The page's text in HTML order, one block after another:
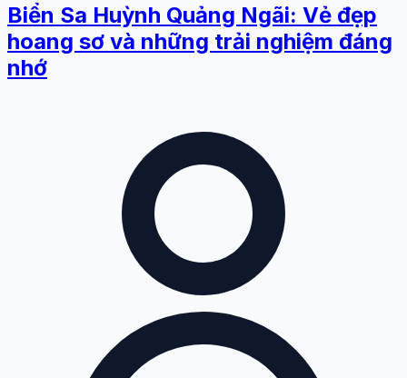
Biển Sa Huỳnh Quảng Ngãi: Vẻ đẹp
hoang sơ và những trải nghiệm đáng
nhớ